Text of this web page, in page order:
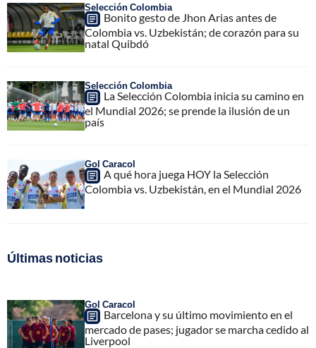
Selección Colombia
Bonito gesto de Jhon Arias antes de
Colombia vs. Uzbekistán; de corazón para su
natal Quibdó
Selección Colombia
La Selección Colombia inicia su camino en
el Mundial 2026; se prende la ilusión de un
país
Gol Caracol
A qué hora juega HOY la Selección
Colombia vs. Uzbekistán, en el Mundial 2026
Últimas noticias
Gol Caracol
Barcelona y su último movimiento en el
mercado de pases; jugador se marcha cedido al
Liverpool